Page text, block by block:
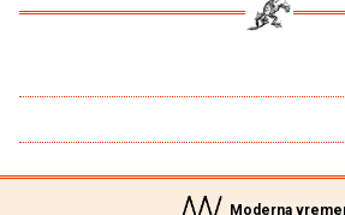
Moderna